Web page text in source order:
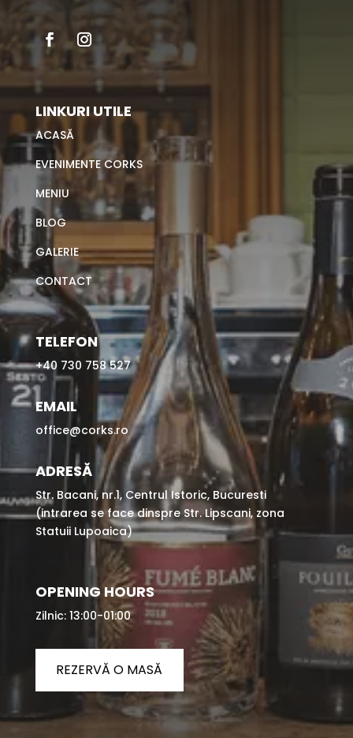
LINKURI UTILE
ACASĂ
EVENIMENTE CORKS
MENIU
BLOG
GALERIE
CONTACT
TELEFON
+40 730 758 527
EMAIL
office@corks.ro
ADRESĂ
Str. Bacani, nr.1, Centrul Istoric, Bucuresti
(intrarea se face dinspre Str. Lipscani, zona
Statuii Lupoaica)
OPENING HOURS
Zilnic: 13:00-01:00
REZERVĂ O MASĂ